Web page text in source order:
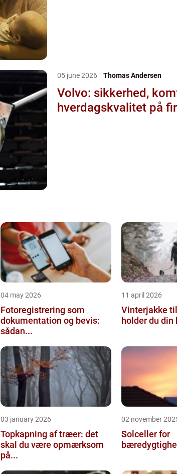
05 june 2026 Thomas Andersen
Volvo: sikkerhed,
hverdagskvalitet på
04 may 2026
Fotoregistrering som
dokumentation og bevis:
sådan...
11 april 2026
Vinterjakke
holder du din
03 january 2026
Topkapning af træer: det
skal du være opmærksom
på...
02 november
Solceller for